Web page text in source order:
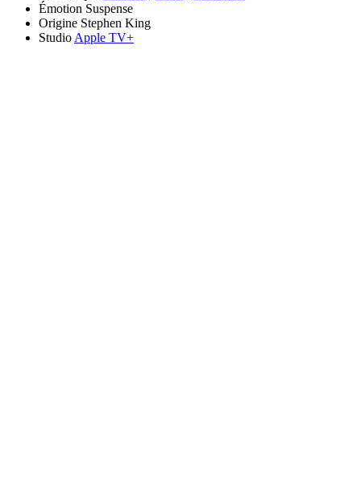
Émotion Suspense
Origine Stephen King
Studio Apple TV+